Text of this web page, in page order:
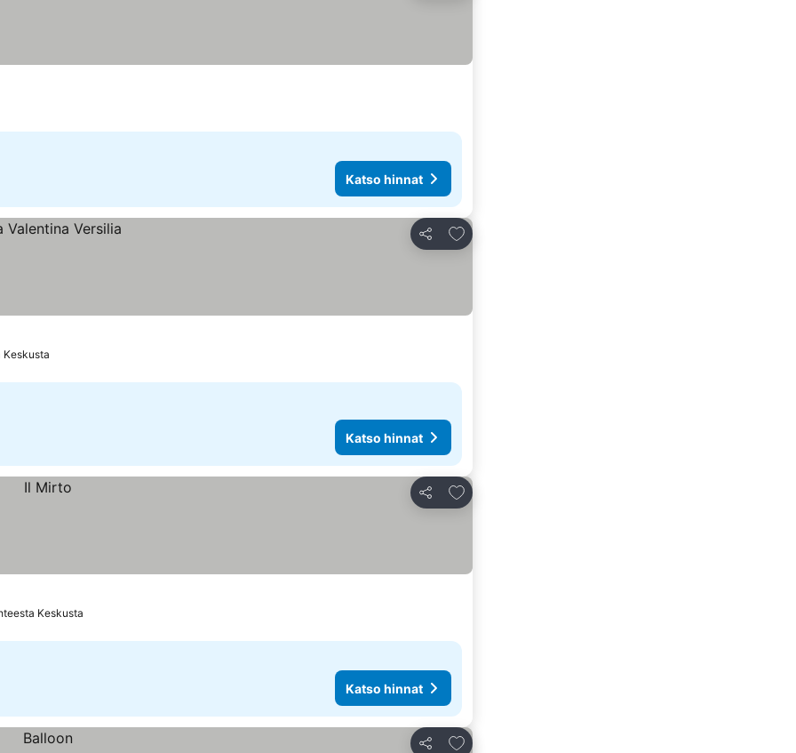
Katso hinnat
Jaa
Lisää suosikkeihin
Keskusta
Katso hinnat
Jaa
Lisää suosikkeihin
Keskusta
Katso hinnat
Lisää suosikkeihin